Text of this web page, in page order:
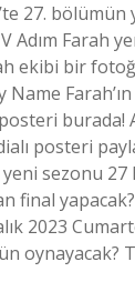
27. bölümün
Adım Farah
ekibi bir
Name
burada!
posteri
sezonu 27
final yapacak?
2023
oynayacak?